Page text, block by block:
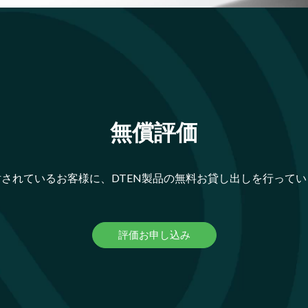
無償評価
れているお客様に、DTEN製品の無料お貸し出しを行って
評価お申し込み